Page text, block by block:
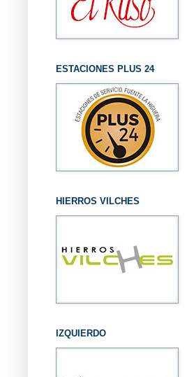
ESTACIONES PLUS 24
HIERROS VILCHES
IZQUIERDO